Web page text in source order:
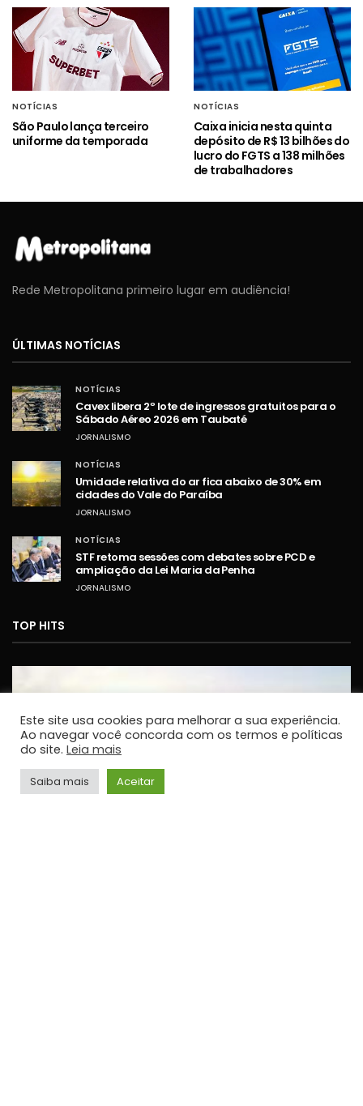
NOTÍCIAS
São Paulo lança terceiro
uniforme da temporada
NOTÍCIAS
Caixa inicia nesta quinta
depósito de R$ 13 bilhões do
lucro do FGTS a 138 milhões
de trabalhadores
Rede Metropolitana primeiro lugar em audiência!
ÚLTIMAS NOTÍCIAS
NOTÍCIAS
Cavex libera 2º lote de ingressos gratuitos para o
Sábado Aéreo 2026 em Taubaté
JORNALISMO
NOTÍCIAS
Umidade relativa do ar fica abaixo de 30% em
cidades do Vale do Paraíba
JORNALISMO
NOTÍCIAS
STF retoma sessões com debates sobre PCD e
ampliação da Lei Maria da Penha
JORNALISMO
TOP HITS
Este site usa cookies para melhorar a sua experiência.
Ao navegar você concorda com os termos e políticas
do site. Leia mais
Saiba mais Aceitar